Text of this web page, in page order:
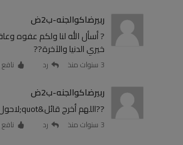
ربيرضاكوالجنه-ب2ض
? أسأل الله لنا ولكم عفوه
خيري الدنيا والآخرة??
3 سنوات منذ رد
ربيرضاكوالجنه-ب2ض
??اللهم أخرج قائل&quot;لاحول ولا قوة إلا بالله&quot;?<br>من حلق الضيق إلى أوسع طريق ياذا الجلال والإكرام
3 سنوات منذ رد